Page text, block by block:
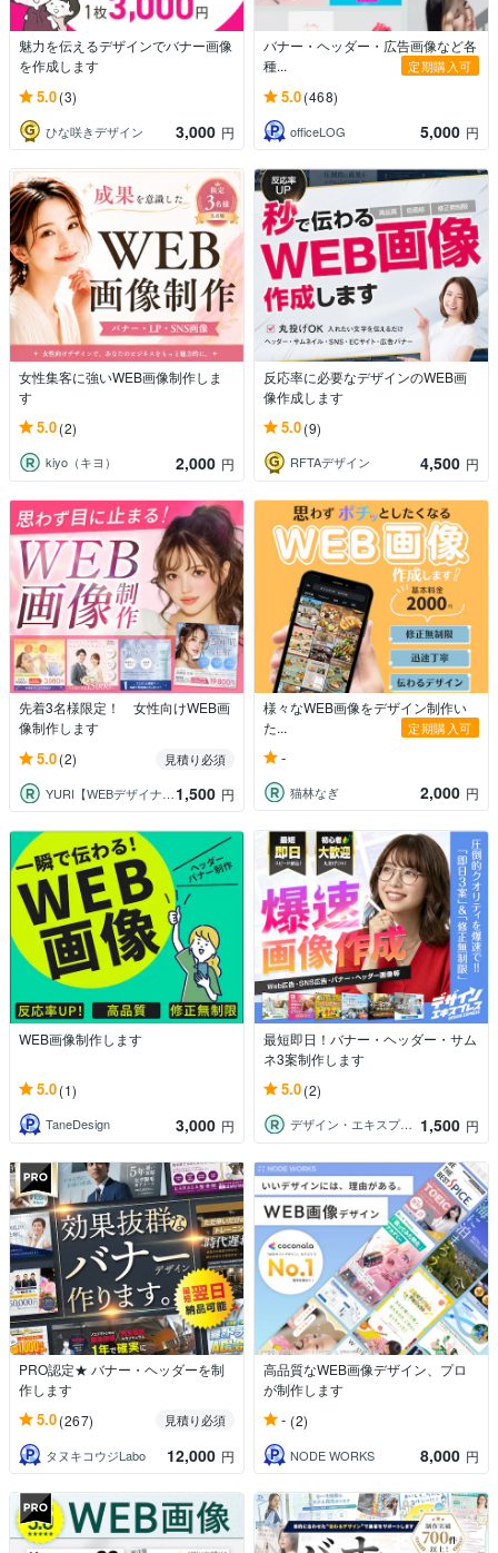
魅力を伝えるデザインでバナー画像
を作成します
5.0(3)
ひな咲きデザイン 3,000 円
バナー・ヘッダー・広告画像など各
種...
定期購入可
5.0(468)
officeLOG 5,000 円
女性集客に強いWEB画像制作しま
す
5.0(2)
kiyo（キヨ） 2,000 円
反応率に必要なデザインのWEB画
像作成します
5.0(9)
RFTAデザイン 4,500 円
先着3名様限定！ 女性向けWEB画
像制作します
5.0(2)
見積り必須
YURI【WEBデザイナー】 1,500 円
様々なWEB画像をデザイン制作い
た...
定期購入可
-
猫林なぎ 2,000 円
WEB画像制作します
5.0(1)
TaneDesign 3,000 円
最短即日！バナー・ヘッダー・サム
ネ3案制作します
5.0(2)
デザイン・エキスプレス 1,500 円
PRO認定★ バナー・ヘッダーを制
作します
5.0(267)
見積り必須
タヌキコウジLabo
12,000 円
高品質なWEB画像デザイン、プロ
が制作します
- (2)
NODE WORKS 8,000 円